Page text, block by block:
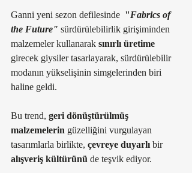
Ganni yeni sezon defilesinde "Fabrics of
the Future" sürdürülebilirlik girişiminden
malzemeler kullanarak sınırlı üretime
girecek giysiler tasarlayarak, sürdürülebilir
modanın yükselişinin simgelerinden biri
haline geldi.
Bu trend, geri dönüştürülmüş
malzemelerin güzelliğini vurgulayan
tasarımlarla birlikte, çevreye duyarlı bir
alışveriş kültürünü de teşvik ediyor.